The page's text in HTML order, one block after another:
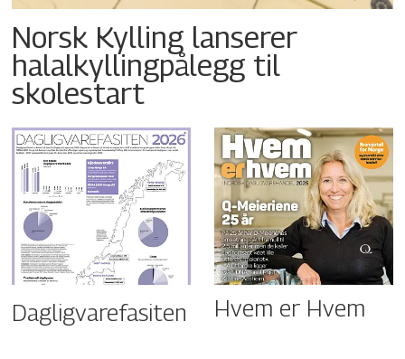
Norsk Kylling lanserer
halalkyllingpålegg til
skolestart
Dagligvarefasiten Hvem er Hvem